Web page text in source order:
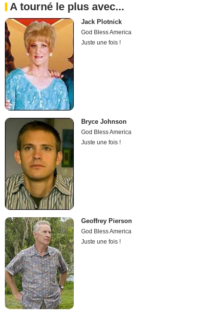
A tourné le plus avec...
Jack Plotnick
God Bless America
Juste une fois !
Bryce Johnson
God Bless America
Juste une fois !
Geoffrey Pierson
God Bless America
Juste une fois !